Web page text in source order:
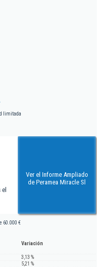
limitada
el
Ver el Informe Ampliado
de Peramea Miracle Sl
60.000 €
Variación
3,13 %
5,21 %